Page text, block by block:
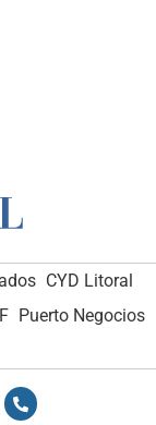
CYD Litoral
Puerto Negocios